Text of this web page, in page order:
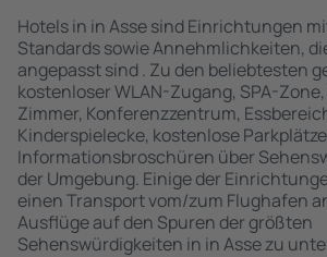
Hotels in in Asse sind Einrichtungen
Standards sowie Annehmlichkeiten,
angepasst sind . Zu den beliebtesten
kostenloser WLAN-Zugang, SPA-
Zimmer, Konferenzzentrum,
Kinderspielecke, kostenlose
Informationsbroschüren über
der Umgebung. Einige der
einen Transport vom/zum Flughafen
Ausflüge auf den Spuren der größten
Sehenswürdigkeiten in in Asse zu